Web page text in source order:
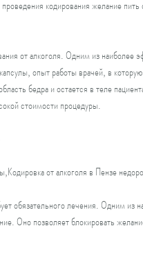
кодирования желание
от алкоголя. Одним из наиболее
опыт работы врачей, в
бедра и остается в теле
стоимости процедуры.
от алкоголя в Пензе
обязательного лечения. Одним из
Оно позволяет блокировать